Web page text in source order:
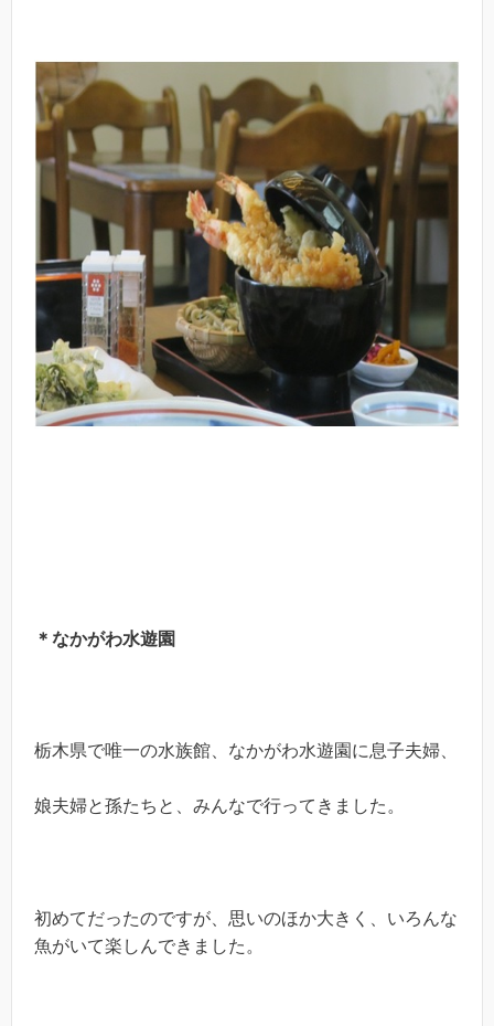
＊なかがわ水遊園
栃木県で唯一の水族館、なかがわ水遊園に息子夫婦、
娘夫婦と孫たちと、みんなで行ってきました。
初めてだったのですが、思いのほか大きく、いろんな
魚がいて楽しんできました。